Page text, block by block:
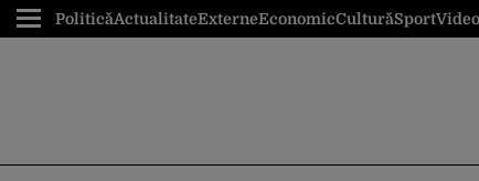
PoliticăActualitateExterneEconomicCulturăSportVideo